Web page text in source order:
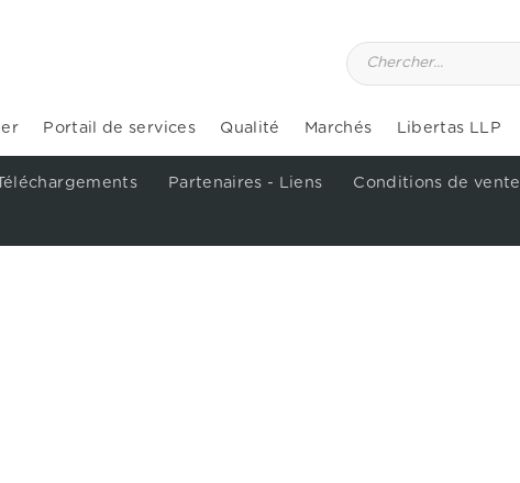
Portail de services Qualité Marchés Libertas LLP
Partenaires - Liens Conditions de vente